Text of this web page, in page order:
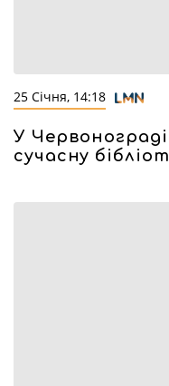
25 Січня, 14:18
У
сучасну